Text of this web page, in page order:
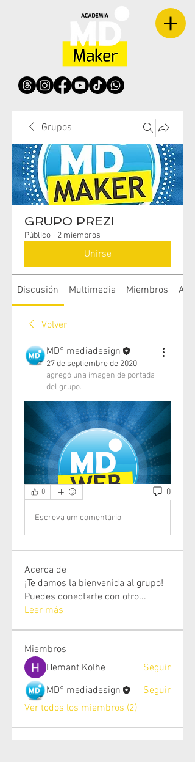
Grupos
GRUPO PREZI
Público · 2 miembros
Unirse
Discusión Multimedia Miembros
Volver
MD° mediadesign
27 de septiembre de 2020 ·
agregó una imagen de portada
del grupo.
0 0
Escreva um comentário
Acerca de
¡Te damos la bienvenida al grupo!
Puedes conectarte con otro...
Leer más
Miembros
Hemant Kolhe
Seguir
MD° mediadesign
Seguir
Ver todos los miembros (2)